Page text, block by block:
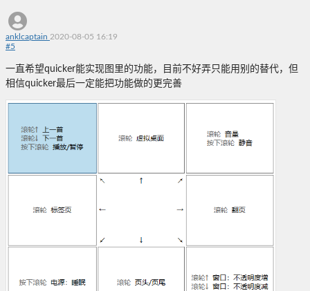
anklcaptain 2020-08-05 16:19
#5
一直希望quicker能实现图里的功能，目前不好弄只能用别的替代，但
相信quicker最后一定能把功能做的更完善